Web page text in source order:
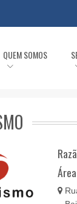
QUEM SOMOS